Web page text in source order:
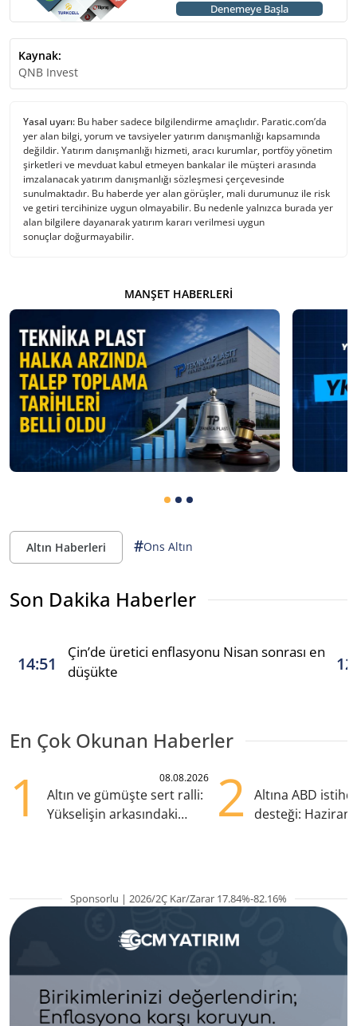
Denemeye Başla
Kaynak:
QNB Invest
Yasal uyarı: Bu haber sadece bilgilendirme amaçlıdır. Paratic.com’da
yer alan bilgi, yorum ve tavsiyeler yatırım danışmanlığı kapsamında
değildir. Yatırım danışmanlığı hizmeti, aracı kurumlar, portföy yönetim
şirketleri ve mevduat kabul etmeyen bankalar ile müşteri arasında
imzalanacak yatırım danışmanlığı sözleşmesi çerçevesinde
sunulmaktadır. Bu haberde yer alan görüşler, mali durumunuz ile risk
ve getiri tercihinize uygun olmayabilir. Bu nedenle yalnızca burada yer
alan bilgilere dayanarak yatırım kararı verilmesi uygun
sonuçlar doğurmayabilir.
MANŞET HABERLERI
Altın Haberleri #Ons Altın
Son Dakika Haberler
14:51
Çin’de üretici enflasyonu Nisan sonrası en
düşükte
En Çok Okunan Haberler
1 08.08.2026
Altın ve gümüşte sert ralli:
Yükselişin arkasındaki
2
Altına ABD
desteği:
Sponsorlu | 2026/2Ç Kar/Zarar 17.84%-82.16%